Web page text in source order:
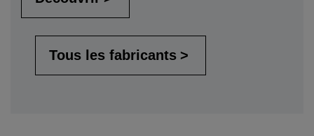
Tous les fabricants